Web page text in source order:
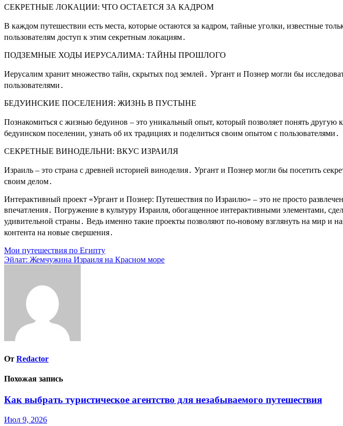
СЕКРЕТНЫЕ ЛОКАЦИИ: ЧТО ОСТАЕТСЯ ЗА КАДРОМ
В каждом путешествии есть места, которые остаются за кадром, тайные уголки, известные
пользователям доступ к этим секретным локациям․
ПОДЗЕМНЫЕ ХОДЫ ИЕРУСАЛИМА: ТАЙНЫ ПРОШЛОГО
Иерусалим хранит множество тайн, скрытых под землей․ Ургант и Познер могли бы
пользователями․
БЕДУИНСКИЕ ПОСЕЛЕНИЯ: ЖИЗНЬ В ПУСТЫНЕ
Познакомиться с жизнью бедуинов – это уникальный опыт, который позволяет понять
бедуинском поселении, узнать об их традициях и поделиться своим опытом с пользователями․
СЕКРЕТНЫЕ ВИНОДЕЛЬНИ: ВКУС ИЗРАИЛЯ
Израиль – это страна с древней историей виноделия․ Ургант и Познер могли бы посетить
своим делом․
Интерактивный проект «Ургант и Познер: Путешествия по Израилю» – это не просто
впечатления․ Погружение в культуру Израиля, обогащенное интерактивными элементами,
удивительной страны․ Ведь именно такие проекты позволяют по-новому взглянуть на мир и
контента на новые свершения․
Навигация
по
Мои путешествия по Египту
Эйлат: Жемчужина Израиля на Красном море
От Redactor
Похожая запись
Как выбрать туристическое агентство для незабываемого путешествия
Июл 9, 2026